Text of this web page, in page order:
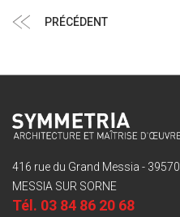
de
Article
PRÉCÉDENT
416 rue du Grand Messia - 39570
MESSIA SUR SORNE
Tél. 03 84 86 20 68